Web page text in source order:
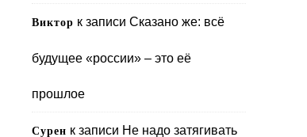
Виктор к записи Сказано же: всё
будущее «россии» – это её
прошлое
Сурен к записи Не надо затягивать